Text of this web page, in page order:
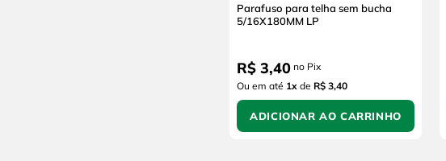
Parafuso para telha sem bucha
5/16X180MM LP
R$ 3,40 no Pix
Ou em até 1x de R$ 3,40
ADICIONAR AO CARRINHO